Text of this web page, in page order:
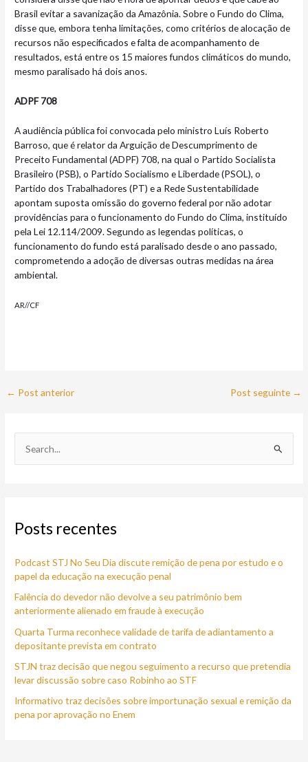
Brasil evitar a savanização da Amazônia. Sobre o Fundo do Clima,
disse que, embora tenha limitações, como critérios de alocação de
recursos não especificados e falta de acompanhamento de
resultados, está entre os 15 maiores fundos climáticos do mundo,
mesmo paralisado há dois anos.
ADPF 708
A audiência pública foi convocada pelo ministro Luís Roberto
Barroso, que é relator da Arguição de Descumprimento de
Preceito Fundamental (ADPF) 708, na qual o Partido Socialista
Brasileiro (PSB), o Partido Socialismo e Liberdade (PSOL), o
Partido dos Trabalhadores (PT) e a Rede Sustentabilidade
apontam suposta omissão do governo federal por não adotar
providências para o funcionamento do Fundo do Clima, instituído
pela Lei 12.114/2009. Segundo as legendas políticas, o
funcionamento do fundo está paralisado desde o ano passado,
comprometendo a adoção de diversas outras medidas na área
ambiental.
AR//CF
← Post anterior Post seguinte →
u
s
a
r
o
:
Posts recentes
Podcast STJ No Seu Dia discute remição de pena por estudo e o
papel da educação na execução penal
Falência do devedor não devolve a seu patrimônio bem
anteriormente alienado em fraude à execução
Quarta Turma reconhece validade de tarifa de adiantamento a
depositante prevista em contrato
STJN traz decisão que negou seguimento a recurso que pretendia
levar discussão sobre caso Robinho ao STF
Informativo traz decisões sobre importunação sexual e remição da
pena por aprovação no Enem